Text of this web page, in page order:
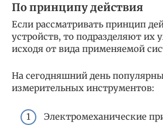
По принципу действия
Если рассматривать принцип
устройств, то подразделяют их
исходя от вида применяемой
На сегодняшний день
измерительных инструментов:
Электромеханические